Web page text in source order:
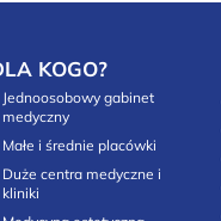
KOGO?
Jednoosobowy gabinet
medyczny
Małe i średnie placówki
Duże centra medyczne i
kliniki